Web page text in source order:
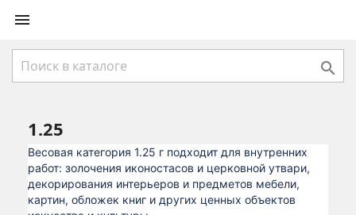


1.25
Весовая категория 1.25 г подходит для внутренних
работ: золочения иконостасов и церковной утвари,
декорирования интерьеров и предметов мебели,
картин, обложек книг и других ценных объектов